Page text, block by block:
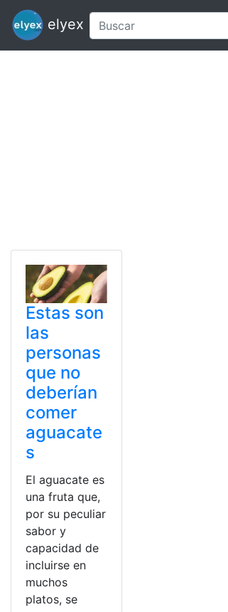
elyex
Estas son
las
personas
que no
deberían
comer
aguacate
s
El aguacate es
una fruta que,
por su peculiar
sabor y
capacidad de
incluirse en
muchos
platos, se